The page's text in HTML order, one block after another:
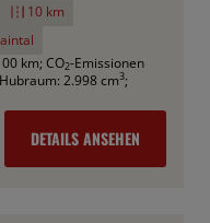
10 km
km; CO2-Emissionen
Hubraum: 2.998 cm3;
DETAILS ANSEHEN